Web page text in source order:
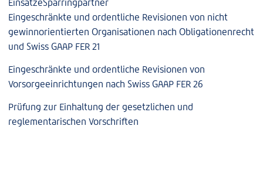
EinsätzeSparringpartner
Eingeschränkte und ordentliche Revisionen von nicht
gewinnorientierten Organisationen nach Obligationenrecht
und Swiss GAAP FER 21
Eingeschränkte und ordentliche Revisionen von
Vorsorgeeinrichtungen nach Swiss GAAP FER 26
Prüfung zur Einhaltung der gesetzlichen und
reglementarischen Vorschriften